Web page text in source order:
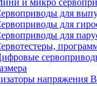
и микро
для
для
для
напряжения